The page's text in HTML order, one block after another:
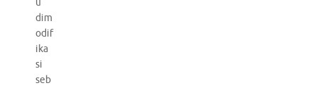
u
dim
odif
ika
si
seb